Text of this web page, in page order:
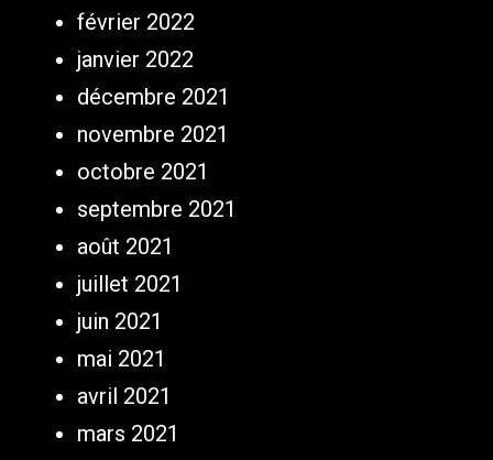
février 2022
janvier 2022
décembre 2021
novembre 2021
octobre 2021
septembre 2021
août 2021
juillet 2021
juin 2021
mai 2021
avril 2021
mars 2021